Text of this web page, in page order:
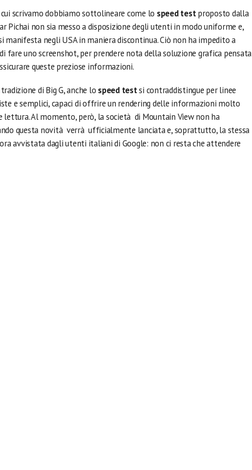
scrivamo dobbiamo sottolineare come lo speed testproposto dalla
Pichai non sia messo a disposizione degli utenti in modo uniforme e,
manifesta negli USA in maniera discontinua. Ciò non ha impedito a
fare uno screenshot, per prendere nota della soluzione grafica pensata
queste preziose informazioni.
di Big G, anche lo speed testsi contraddistingue per linee
e semplici, capaci di offrire un rendering delle informazioni molto
lettura. Al momento, però, la società di Mountain View non ha
questa novità verrà ufficialmente lanciata e, soprattutto, la stessa
avvistata dagli utenti italiani di Google: non ci resta che attendere